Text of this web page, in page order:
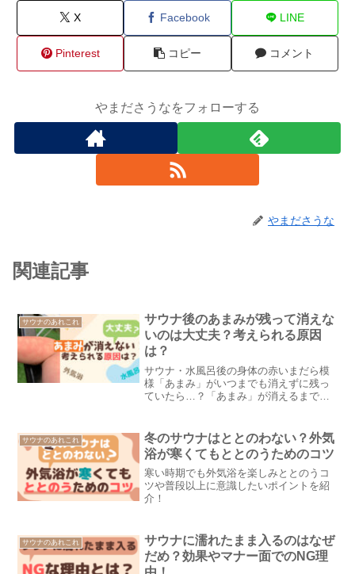
X Facebook LINE
Pinterest コピー コメント
やまださうなをフォローする
やまださうな
関連記事
サウナのあれこれ
サウナ後のあまみが残って消えな
いのは大丈夫？考えられる原因
は？
サウナ・水風呂後の身体の赤いまだら模
様「あまみ」がいつまでも消えずに残っ
ていたら…？「あまみ」が消えるまでの
サウナのあれこれ
冬のサウナはととのわない？外気
浴が寒くてもととのうためのコツ
寒い時期でも外気浴を楽しみととのうコ
ツや普段以上に意識したいポイントを紹
介！
サウナのあれこれ
サウナに濡れたまま入るのはなぜ
だめ？効果やマナー面でのNG理